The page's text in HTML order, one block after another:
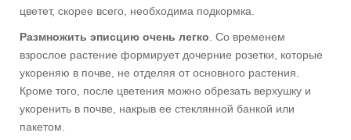
цветет, скорее всего, необходима подкормка.
Размножить эписцию очень легко . Со временем
взрослое растение формирует дочерние розетки, которые
укореняю в почве, не отделяя от основного растения.
Кроме того, после цветения можно обрезать верхушку и
укоренить в почве, накрыв ее стеклянной банкой или
пакетом.